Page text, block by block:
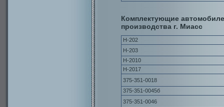
Комплектующие
производства г. Миасс
Н-202
Н-203
Н-2010
Н-2017
375-351-0018
375-351-0045б
375-351-0046